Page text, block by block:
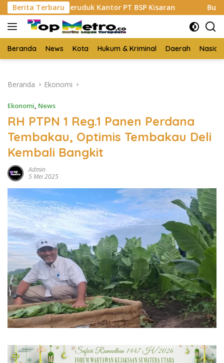
Langsung
ke
konten
Berita Terbaru
Geruduk Kantor PT BSP Kisaran Budi Yanto SH
Beranda News Kota Hukum & Kriminal Daerah
Beranda Ekonomi
Ekonomi, News
RH PTPN 1 Reg.1 Panen Perdana
Tembakau, Optimis Tembakau Deli
Kembali Bangkit
Admin
5 Mei 2025